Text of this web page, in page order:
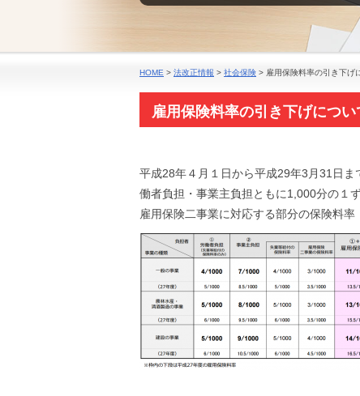
HOME > 法改正情報 > 社会保険 > 雇用保険料率の引き下げ
雇用保険料率の引き下げについ
平成28年４月１日から平成29年3月31日
働者負担・事業主負担ともに1,000分の１
雇用保険二事業に対応する部分の保険料